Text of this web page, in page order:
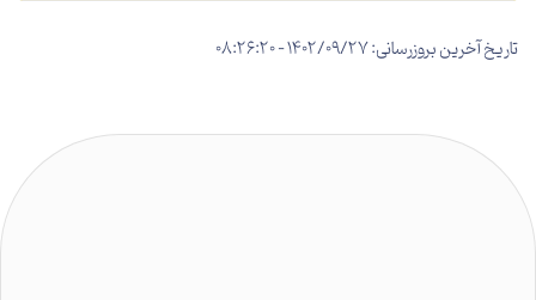
تاریخ آخرین بروزرسانی: 1402/09/27 - 08:26:20